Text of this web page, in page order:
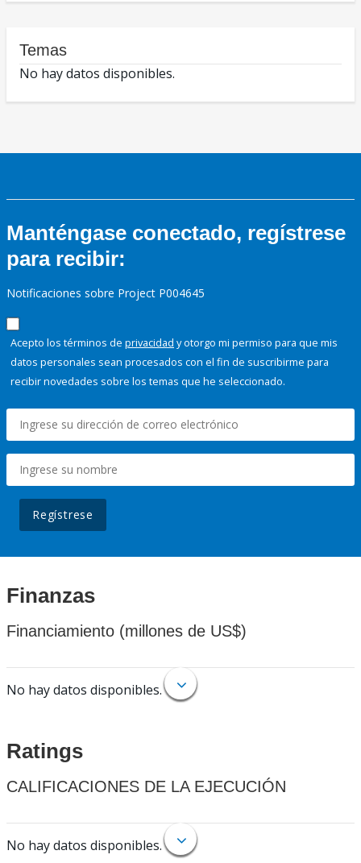
Temas
No hay datos disponibles.
Manténgase conectado, regístrese
para recibir:
Notificaciones sobre Project P004645
Acepto los términos de privacidad y otorgo mi permiso para que mis
datos personales sean procesados con el fin de suscribirme para
recibir novedades sobre los temas que he seleccionado.
Regístrese
Finanzas
Financiamiento (millones de US$)
No hay datos disponibles.
Ratings
CALIFICACIONES DE LA EJECUCIÓN
No hay datos disponibles.